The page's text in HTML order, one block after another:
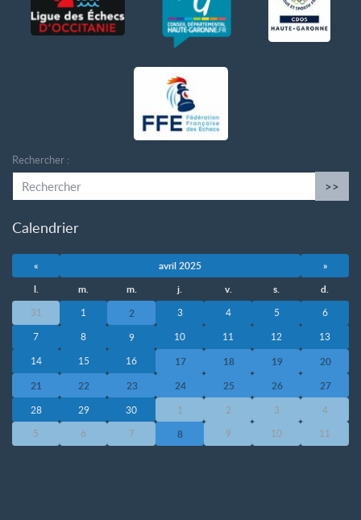
Rechercher :
>>
Calendrier
« avril 2025
»
l.
m. m. j. v. s. d.
31 1 2 3 4 5
6
7
8 9 10 11 12
13
14
15 16 17 18 19
20
21
22 23 24 25 26 27
28 29 30 1 2 3
4
5
6 7 8 9 10 11